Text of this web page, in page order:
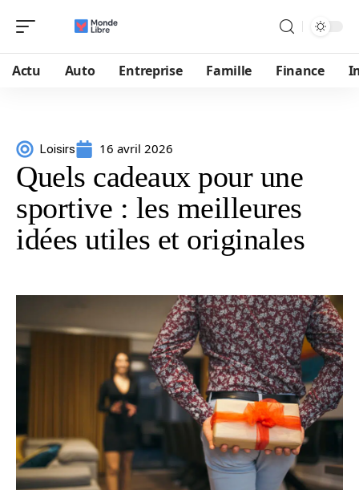
Actu Auto Entreprise Famille Finance
Loisirs 16 avril 2026
Quels cadeaux pour une
sportive : les meilleures
idées utiles et originales